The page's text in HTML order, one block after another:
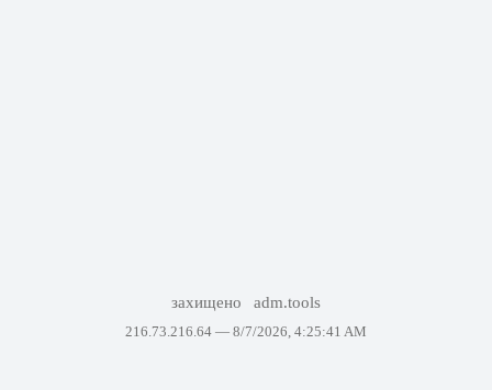
захищено adm.tools
216.73.216.64 — 8/7/2026, 4:25:41 AM